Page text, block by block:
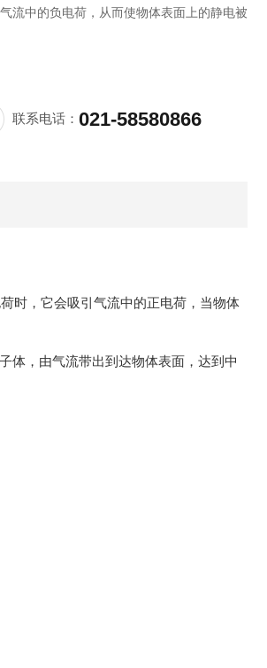
流中的负电荷，从而使物体表面上的静电被
联系电话：021-58580866
时，它会吸引气流中的正电荷，当物体
体，由气流带出到达物体表面，达到中